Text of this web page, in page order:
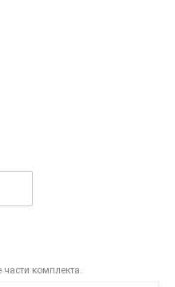
комплекта.